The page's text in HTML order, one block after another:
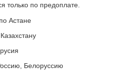
только по предоплате.
Астане
Белоруссию